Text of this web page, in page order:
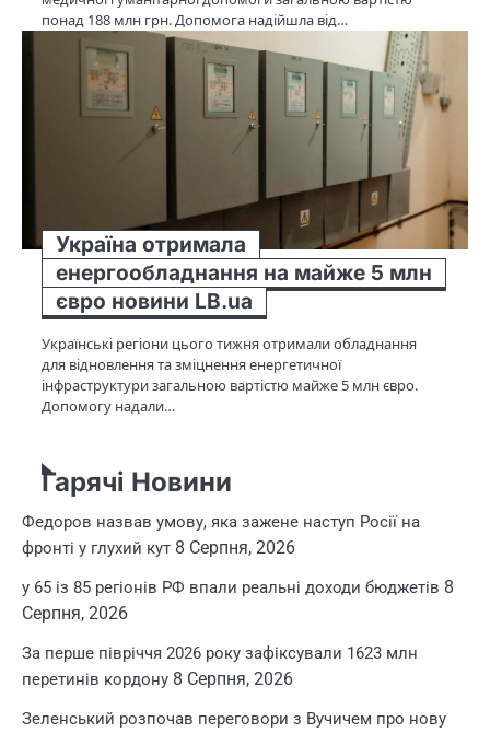
понад 188 млн грн. Допомога надійшла від…
Україна отримала
енергообладнання на майже 5 млн
євро новини LB.ua
Українські регіони цього тижня отримали обладнання
для відновлення та зміцнення енергетичної
інфраструктури загальною вартістю майже 5 млн євро.
Допомогу надали…
Гарячі Новини
Федоров назвав умову, яка зажене наступ Росії на
фронті у глухий кут 8 Серпня, 2026
у 65 із 85 регіонів РФ впали реальні доходи бюджетів 8
Серпня, 2026
За перше півріччя 2026 року зафіксували 1623 млн
перетинів кордону 8 Серпня, 2026
Зеленський розпочав переговори з Вучичем про нову